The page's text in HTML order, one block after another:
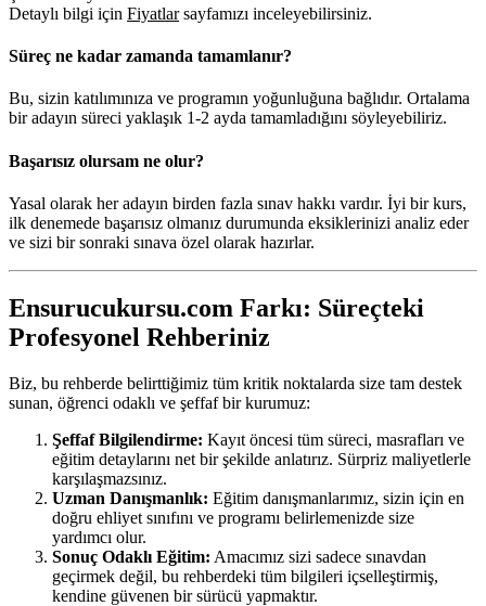
Detaylı bilgi için Fiyatlarsayfamızı inceleyebilirsiniz.
Süreç ne kadar zamanda tamamlanır?
Bu, sizin katılımınıza ve programın yoğunluğuna bağlıdır. Ortalama
bir adayın süreci yaklaşık 1-2 ayda tamamladığını söyleyebiliriz.
Başarısız olursam ne olur?
Yasal olarak her adayın birden fazla sınav hakkı vardır. İyi bir kurs,
ilk denemede başarısız olmanız durumunda eksiklerinizi analiz eder
ve sizi bir sonraki sınava özel olarak hazırlar.
Ensurucukursu.com Farkı: Süreçteki
Profesyonel Rehberiniz
Biz, bu rehberde belirttiğimiz tüm kritik noktalarda size tam destek
sunan, öğrenci odaklı ve şeffaf bir kurumuz:
Şeffaf Bilgilendirme: Kayıt öncesi tüm süreci, masrafları ve
eğitim detaylarını net bir şekilde anlatırız. Sürpriz maliyetlerle
karşılaşmazsınız.
Uzman Danışmanlık: Eğitim danışmanlarımız, sizin için en
doğru ehliyet sınıfını ve programı belirlemenizde size
yardımcı olur.
Sonuç Odaklı Eğitim: Amacımız sizi sadece sınavdan
geçirmek değil, bu rehberdeki tüm bilgileri içselleştirmiş,
kendine güvenen bir sürücü yapmaktır.